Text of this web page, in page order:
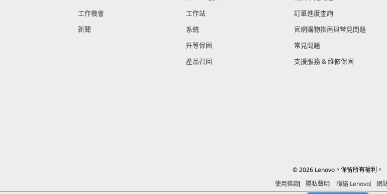
工作機會
新聞
工作站
系統
升等保固
產品召回
訂單進度查詢
官網購物指南與常見問題
常見問題
支援服務 & 維修保固
© 2026 Lenovo。保留所有權利。
使用條款
隱私聲明 聯絡 Lenovo 網